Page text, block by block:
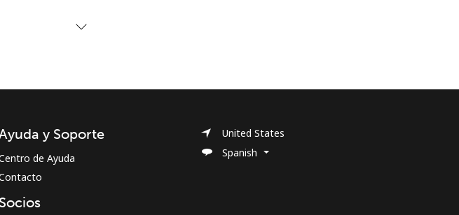
→
y Soporte
de Ayuda
Socios
United States
Spanish